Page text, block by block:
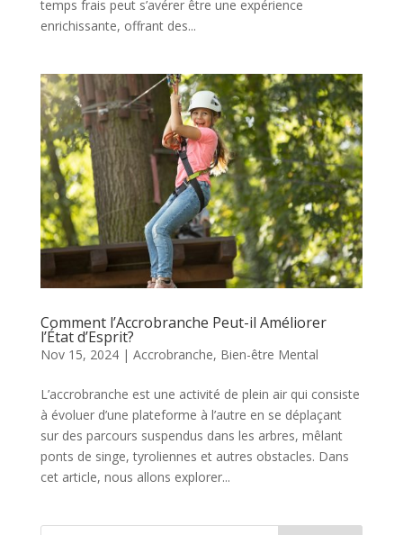
temps frais peut s’avérer être une expérience
enrichissante, offrant des...
Comment l’Accrobranche Peut-il Améliorer
l’État d’Esprit?
Nov 15, 2024| Accrobranche, Bien-être Mental
​L’accrobranche est une activité de plein air qui consiste
à évoluer d’une plateforme à l’autre en se déplaçant
sur des parcours suspendus dans les arbres, mêlant
ponts de singe, tyroliennes et autres obstacles. Dans
cet article, nous allons explorer...